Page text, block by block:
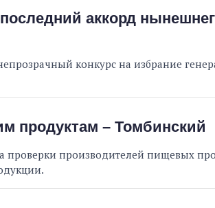
аккорд
конкурс на избрание
продуктам – Томбинский
производителей пищевых